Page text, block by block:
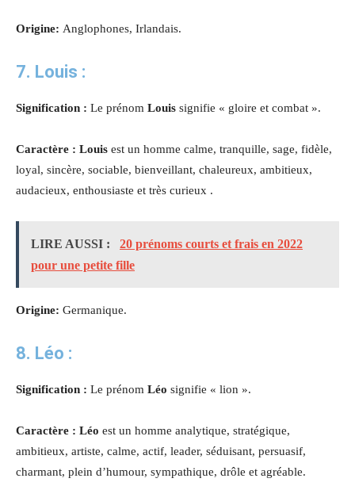
Origine: Anglophones, Irlandais.
7. Louis :
Signification : Le prénom Louis signifie « gloire et combat ».
Caractère : Louis est un homme calme, tranquille, sage, fidèle,
loyal, sincère, sociable, bienveillant, chaleureux, ambitieux,
audacieux, enthousiaste et très curieux .
LIRE AUSSI :
20 prénoms courts et frais en 2022
pour une petite fille
Origine: Germanique.
8. Léo :
Signification : Le prénom Léo signifie « lion ».
Caractère : Léo est un homme analytique, stratégique,
ambitieux, artiste, calme, actif, leader, séduisant, persuasif,
charmant, plein d’humour, sympathique, drôle et agréable.